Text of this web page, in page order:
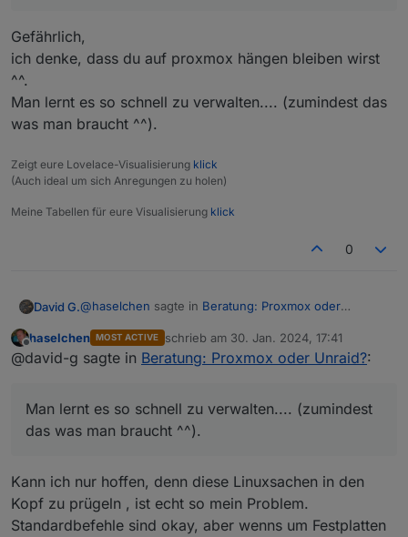
Gefährlich,
ich denke, dass du auf proxmox hängen bleiben wirst
^^.
Man lernt es so schnell zu verwalten.... (zumindest das
was man braucht ^^).
Zeigt eure Lovelace-Visualisierung klick
(Auch ideal um sich Anregungen zu holen)
Meine Tabellen für eure Visualisierung klick
0
David G.@haselchen sagte in Beratung: Proxmox oder
Ich versuche erstmal mit Proxmox warm zu
kaufen, aber erstmal die eine Software
ausprobieren.
ich denke, dass du auf proxmox hängen bleiben wirst
Man lernt es so schnell zu verwalten.... (zumindest
Offline
haselchen MOST ACTIVE schrieb am 30. Jan. 2024, 17:41
zuletzt editiert von
@david-g sagte in Beratung: Proxmox oder Unraid?:
Man lernt es so schnell zu verwalten.... (zumindest
das was man braucht ^^).
Kann ich nur hoffen, denn diese Linuxsachen in den
Kopf zu prügeln , ist echt so mein Problem.
Standardbefehle sind okay, aber wenns um Festplatten